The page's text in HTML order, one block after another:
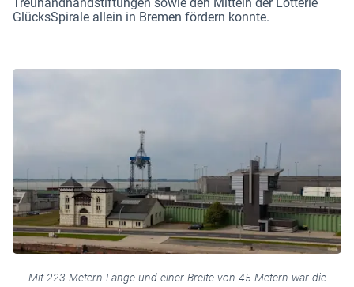
GlücksSpirale allein in Bremen fördern konnte.
Mit 223 Metern Länge und einer Breite von 45 Metern war die